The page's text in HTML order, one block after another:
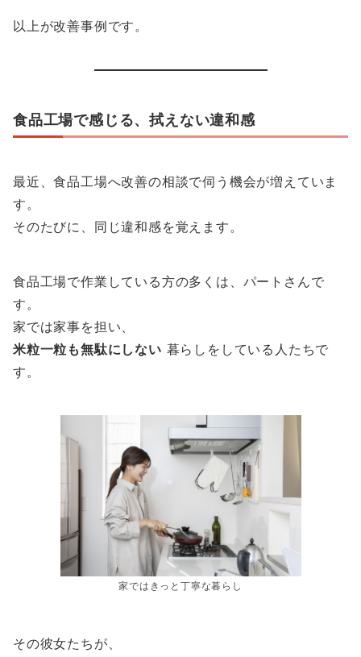
以上が改善事例です。
食品工場で感じる、拭えない違和感
最近、食品工場へ改善の相談で伺う機会が増えていま
す。
そのたびに、同じ違和感を覚えます。
食品工場で作業している方の多くは、パートさんで
す。
家では家事を担い、
米粒一粒も無駄にしない 暮らしをしている人たちで
す。
家ではきっと丁寧な暮らし
その彼女たちが、